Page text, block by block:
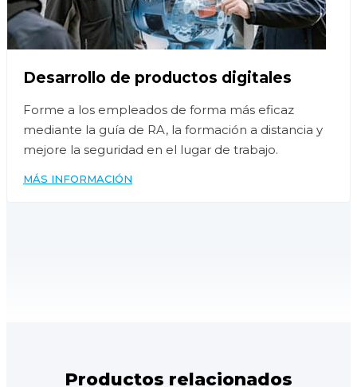
Desarrollo de productos digitales
Forme a los empleados de forma más eficaz
mediante la guía de RA, la formación a distancia y
mejore la seguridad en el lugar de trabajo.
MÁS INFORMACIÓN
Productos relacionados